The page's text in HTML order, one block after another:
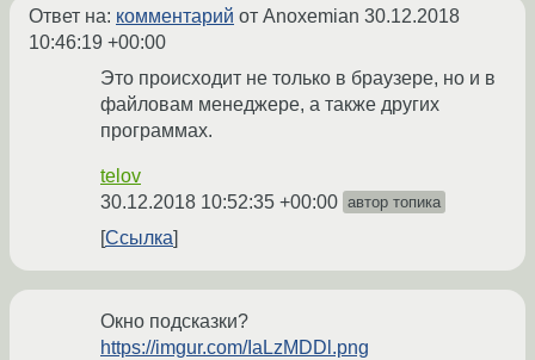
Ответ на: комментарий от Anoxemian 30.12.2018
10:46:19 +00:00
Это происходит не только в браузере, но и в
файловам менеджере, а также других
программах.
telov
30.12.2018 10:52:35 +00:00 автор топика
Ссылка
Окно подсказки?
https://imgur.com/IaLzMDDl.png